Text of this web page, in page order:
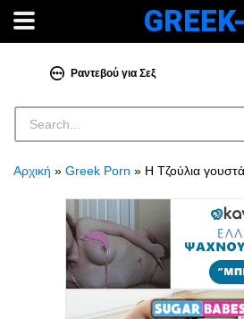
GREEK-
Ραντεβού για Σεξ
Αρχική » Greek Porn » Η Τζούλια